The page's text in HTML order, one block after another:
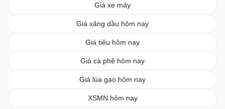
Giá xe máy
Giá xăng dầu hôm nay
Giá tiêu hôm nay
Giá cà phê hôm nay
Giá lúa gạo hôm nay
XSMN hôm nay